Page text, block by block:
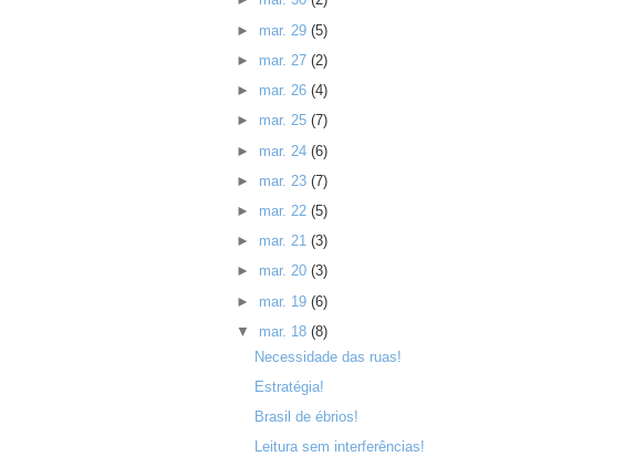
► mar. 29 (5)
► mar. 27 (2)
► mar. 26 (4)
► mar. 25 (7)
► mar. 24 (6)
► mar. 23 (7)
► mar. 22 (5)
► mar. 21 (3)
► mar. 20 (3)
► mar. 19 (6)
▼ mar. 18 (8)
Necessidade das ruas!
Estratégia!
Brasil de ébrios!
Leitura sem interferências!